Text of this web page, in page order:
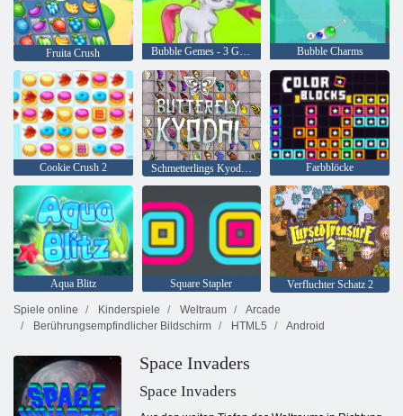
Fruita Crush Bubble Gemes - 3 Gewinnt Bubble Charms
Cookie Crush 2 Schmetterlings Kyodai HD Farbblöcke
Aqua Blitz Square Stapler
Verfluchter Schatz 2
Spiele online
Kinderspiele Weltraum
Arcade
Berührungsempfindlicher Bildschirm
HTML5 Android
Space Invaders
Space Invaders